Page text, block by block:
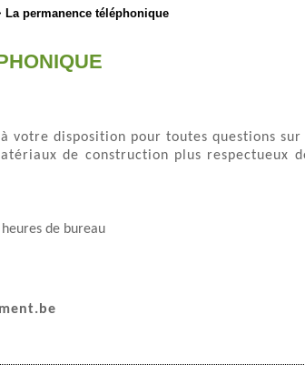
La permanence téléphonique
votre disposition pour toutes questions
de construction plus respectueux
de bureau